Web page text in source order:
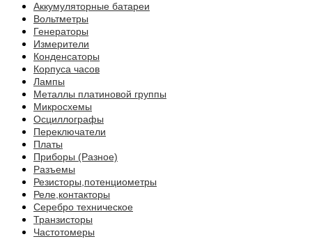
Аккумуляторные батареи
Вольтметры
Генераторы
Измерители
Конденсаторы
Корпуса часов
Лампы
Металлы платиновой группы
Микросхемы
Осциллографы
Переключатели
Платы
Приборы (Разное)
Разъемы
Резисторы,потенциометры
Реле,контакторы
Серебро техническое
Транзисторы
Частотомеры